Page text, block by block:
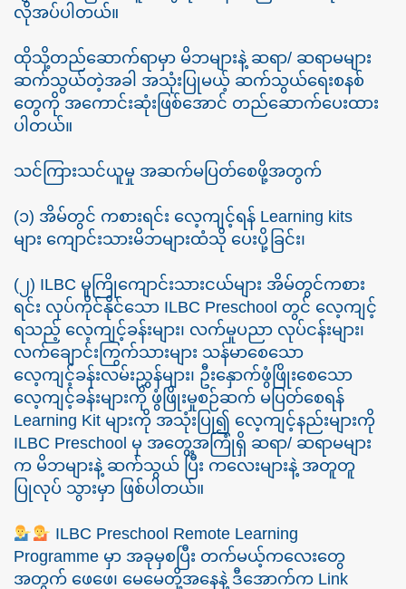
လိုအပ်ပါတယ်။
ထိုသို့တည်ဆောက်ရာမှာ မိဘများနဲ့ ဆရာ/ ဆရာမများ
ဆက်သွယ်တဲ့အခါ အသုံးပြုမယ့် ဆက်သွယ်ရေးစနစ်
တွေကို အကောင်းဆုံးဖြစ်အောင် တည်ဆောက်ပေးထား
ပါတယ်။
သင်ကြားသင်ယူမှု အဆက်မပြတ်စေဖို့အတွက်
(၁) အိမ်တွင် ကစားရင်း လေ့ကျင့်ရန် Learning kits
များ ကျောင်းသားမိဘများထံသို ပေးပို့ခြင်း၊
(၂) ILBC မူကြိုကျောင်းသားငယ်များ အိမ်တွင်ကစား
ရင်း လုပ်ကိုင်နိုင်သော ILBC Preschool တွင် လေ့ကျင့်
ရသည့် လေ့ကျင့်ခန်းများ၊ လက်မှုပညာ လုပ်ငန်းများ၊
လက်ချောင်းကြွက်သားများ သန်မာစေသော
လေ့ကျင့်ခန်းလမ်းညွှန်များ၊ ဦးနှောက်ဖွံဖြိုးစေသော
လေ့ကျင့်ခန်းများကို ဖွံဖြိုးမှုစဉ်ဆက် မပြတ်စေရန်
Learning Kit များကို အသုံးပြု၍ လေ့ကျင့်နည်းများကို
ILBC Preschool မှ အတွေ့အကြုံရှိ ဆရာ/ ဆရာမများ
က မိဘများနဲ့ ဆက်သွယ် ပြီး ကလေးများနဲ့ အတူတူ
ပြုလုပ် သွားမှာ ဖြစ်ပါတယ်။
ILBC Preschool Remote Learning
Programme မှာ အခုမှစပြီး တက်မယ့်ကလေးတွေ
အတွက် ဖေဖေ၊ မေမေတို့အနေနဲ့ ဒီအောက်က Link